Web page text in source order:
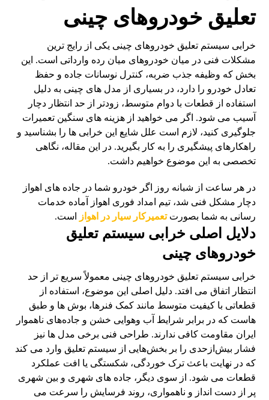
تعلیق خودروهای چینی
خرابی سیستم تعلیق خودروهای چینی یکی از رایج ترین
مشکلات فنی در میان خودروهای میان رده وارداتی است. این
بخش که وظیفه جذب ضربه، کنترل نوسانات جاده و حفظ
تعادل خودرو را دارد، در بسیاری از مدل های چینی به دلیل
استفاده از قطعات با دوام متوسط، زودتر از حد انتظار دچار
آسیب می شود. اگر می خواهید از هزینه های سنگین تعمیرات
جلوگیری کنید، لازم است علل شایع این خرابی ها را بشناسید و
راهکارهای پیشگیری را به کار بگیرید. در این مقاله، نگاهی
تخصصی به این موضوع خواهیم داشت.
در هر ساعت از شبانه روز اگر خودرو شما در جاده های اهواز
دچار مشکل فنی شد، تیم امداد فوری اهواز آماده خدمات
رسانی به شما بصورتتعمیرکار سیار در اهواز است.
دلایل اصلی خرابی سیستم تعلیق
خودروهای چینی
خرابی سیستم تعلیق خودروهای چینی معمولاً سریع تر از حد
انتظار اتفاق می افتد. دلیل اصلی این موضوع، استفاده از
قطعاتی با کیفیت متوسط مانند کمک فنرها، بوش ها و طبق
هاست که در برابر شرایط آب و‌هوایی خشن و جاده‌های ناهموار
ایران مقاومت کافی ندارند. طراحی فنی برخی مدل ها نیز
فشار بیش‌ازحدی را بر بخش‌هایی از سیستم تعلیق وارد می کند
که در نهایت باعث ترک خوردگی، شکستگی یا افت عملکرد
قطعات می شود. از سوی دیگر، جاده های شهری و بین شهری
پر از دست انداز و ناهمواری، روند فرسایش را سرعت می